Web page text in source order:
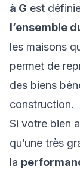
à G est
l’ensemble
les maisons
permet de
des biens
construction.
Si votre bien
qu’une très
la